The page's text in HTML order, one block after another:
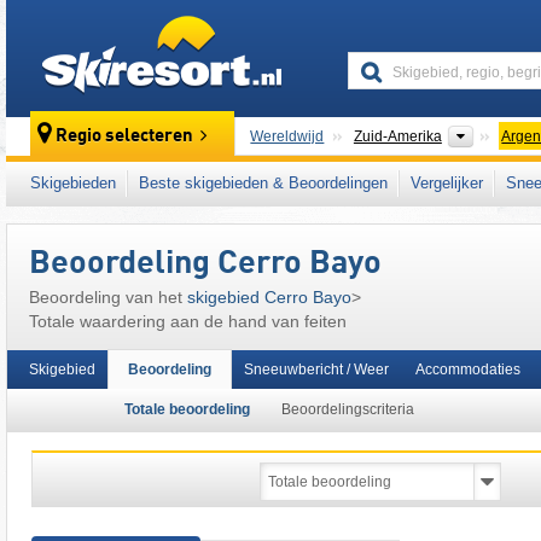
Regio selecteren Wereldwijd Zuid-Amerika
Dit skigebied ligt ook in: Pantagonische
Skigebieden Beste skigebieden & Beoordelingen Vergelijker
Beoordeling Cerro Bayo
Beoordeling van het skigebied Cerro Bayo>
Totale waardering aan de hand van feiten
Skigebied Beoordeling
Totale beoordeling Beoordelingscriteria
Sneeuwbericht / Weer Accommodaties